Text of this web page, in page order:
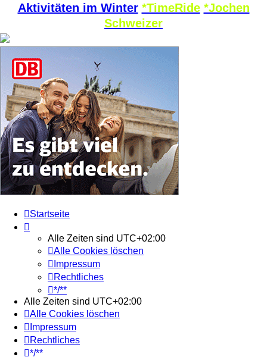
Aktivitäten im Winter *TimeRide *Jochen
Schweizer
Startseite
Alle Zeiten sind UTC+02:00
Alle Cookies löschen
Impressum
Rechtliches
*/**
Alle Zeiten sind UTC+02:00
Alle Cookies löschen
Impressum
Rechtliches
*/**